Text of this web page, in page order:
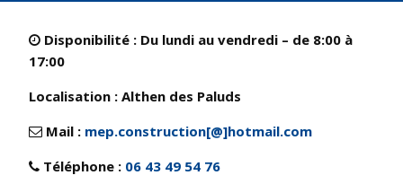
Disponibilité : Du lundi au vendredi – de 8:00 à
17:00
Localisation : Althen des Paluds
Mail : mep.construction[@]hotmail.com
Téléphone : 06 43 49 54 76